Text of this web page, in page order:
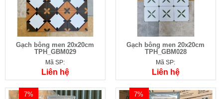
Gạch bông men 20x20cm
TPH_GBM029
Mã SP:
Liên hệ
Gạch bông men 20x20cm
TPH_GBM028
Mã SP:
Liên hệ
7%
7%